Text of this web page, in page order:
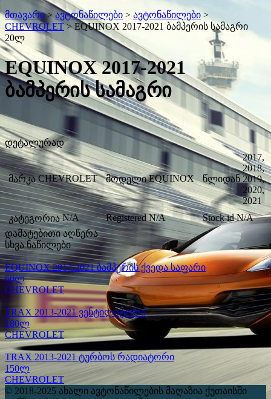
მთავარი> ავტონაწილები > ავტონაწილები >
CHEVROLET>EQUINOX 2017-2021 ბამპერის სამაგრი
20ლ
EQUINOX 2017-2021
ბამპერის სამაგრი
დეტალურად
მარკა CHEVROLET მოდელი EQUINOX წლიდან
2017,
2018,
2019,
2020,
2021
კატეგორია N/A Registered N/A Stock id N/A
დამატებითი აღწერა
სხვა ნაწილები
EQUINOX 2017-2021 ბამპერის ქვედა საფარი
60ლ
CHEVROLET
TRAX 2013-2021 ვენტილატორი
180ლ
CHEVROLET
TRAX 2013-2021 ტურბოს რადიატორი
150ლ
CHEVROLET
© 2018-2025 ახალი ავტონაწილების მაღაზია ქუთაისში